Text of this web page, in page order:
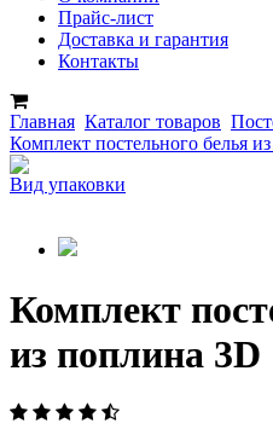
Прайс-лист
Доставка и гарантия
Контакты
Главная Каталог товаров
Комплект постельного белья
Вид упаковки
Комплект
из поплина